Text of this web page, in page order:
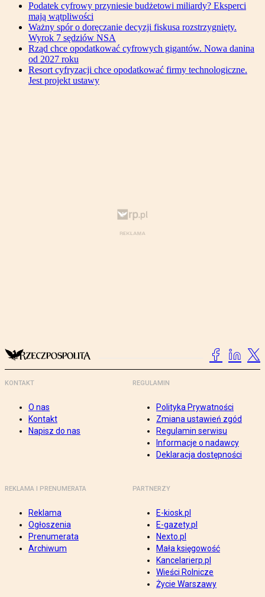
Podatek cyfrowy przyniesie budżetowi miliardy? Eksperci
mają wątpliwości
Ważny spór o doręczanie decyzji fiskusa rozstrzygnięty.
Wyrok 7 sędziów NSA
Rząd chce opodatkować cyfrowych gigantów. Nowa danina
od 2027 roku
Resort cyfryzacji chce opodatkować firmy technologiczne.
Jest projekt ustawy
KONTAKT
O nas
Kontakt
Napisz do nas
REGULAMIN
Polityka Prywatności
Zmiana ustawień zgód
Regulamin serwisu
Informacje o nadawcy
Deklaracja dostępności
REKLAMA I PRENUMERATA
Reklama
Ogłoszenia
Prenumerata
Archiwum
PARTNERZY
E-kiosk.pl
E-gazety.pl
Nexto.pl
Mała księgowość
Kancelarierp.pl
Wieści Rolnicze
Życie Warszawy